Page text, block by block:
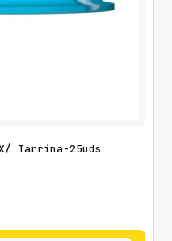
Tarrina-25uds